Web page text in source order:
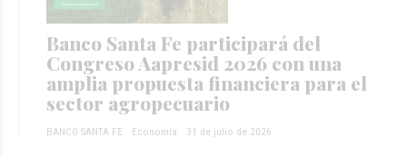
Banco Santa Fe participará del
Congreso Aapresid 2026 con una
amplia propuesta financiera para el
sector agropecuario
BANCO SANTA FE Economía 31 de julio de 2026